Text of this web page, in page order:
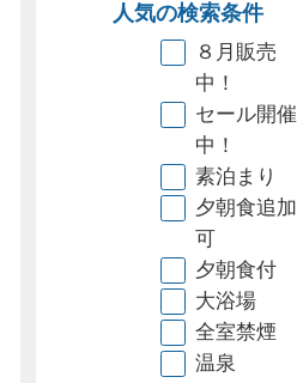
人気の検索条件
８月販売
中！
セール開催
中！
素泊まり
夕朝食追加
可
夕朝食付
大浴場
全室禁煙
温泉